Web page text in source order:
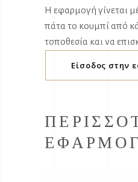
Η εφαρμογή γίνεται
πάτα το κουμπί από
τοποθεσία και να
Είσοδος στην